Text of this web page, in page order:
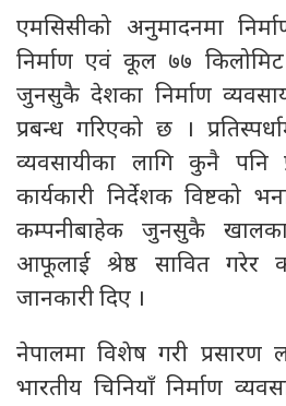
एमसिसीको अनुमादनमा
निर्माण एवं कूल ७७
जुनसुकै देशका निर्माण
प्रबन्ध गरिएको छ ।
व्यवसायीका लागि कुनै पनि
कार्यकारी निर्देशक विष्टको
कम्पनीबाहेक जुनसुकै खालका
आफूलाई श्रेष्ठ सावित
जानकारी दिए ।
नेपालमा विशेष गरी प्रसारण
भारतीय चिनियाँ निर्माण